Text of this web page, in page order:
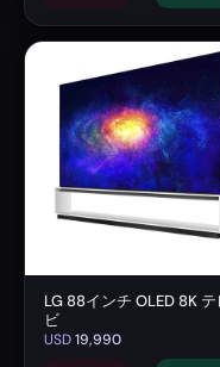
LG 88インチ OLED 8K テ
ビ
USD19,990